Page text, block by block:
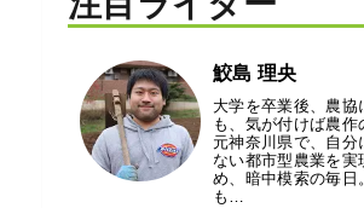
鮫島 理央
大学を卒業後、農協
も、気が付けば農作
元神奈川県で、自分
ない都市型農業を実
め、暗中模索の毎日
も…